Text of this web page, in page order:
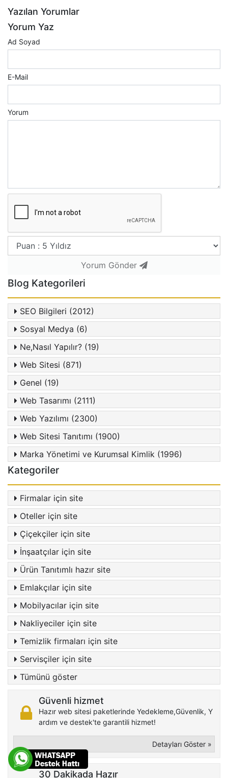
Yazılan Yorumlar
Yorum Yaz
Ad Soyad
E-Mail
Yorum
Yorum Gönder
Blog Kategorileri
SEO Bilgileri (2012)
Sosyal Medya (6)
Ne,Nasıl Yapılır? (19)
Web Sitesi (871)
Genel (19)
Web Tasarımı (2111)
Web Yazılımı (2300)
Web Sitesi Tanıtımı (1900)
Marka Yönetimi ve Kurumsal Kimlik (1996)
Kategoriler
Firmalar için site
Oteller için site
Çiçekçiler için site
İnşaatçılar için site
Ürün Tanıtımlı hazır site
Emlakçılar için site
Mobilyacılar için site
Nakliyeciler için site
Temizlik firmaları için site
Servisçiler için site
Tümünü göster
Güvenli hizmet
Hazır web sitesi paketlerinde Yedekleme,Güvenlik, Y
ardım ve destek'te garantili hizmet!
Detayları Göster »
30 Dakikada Hazır